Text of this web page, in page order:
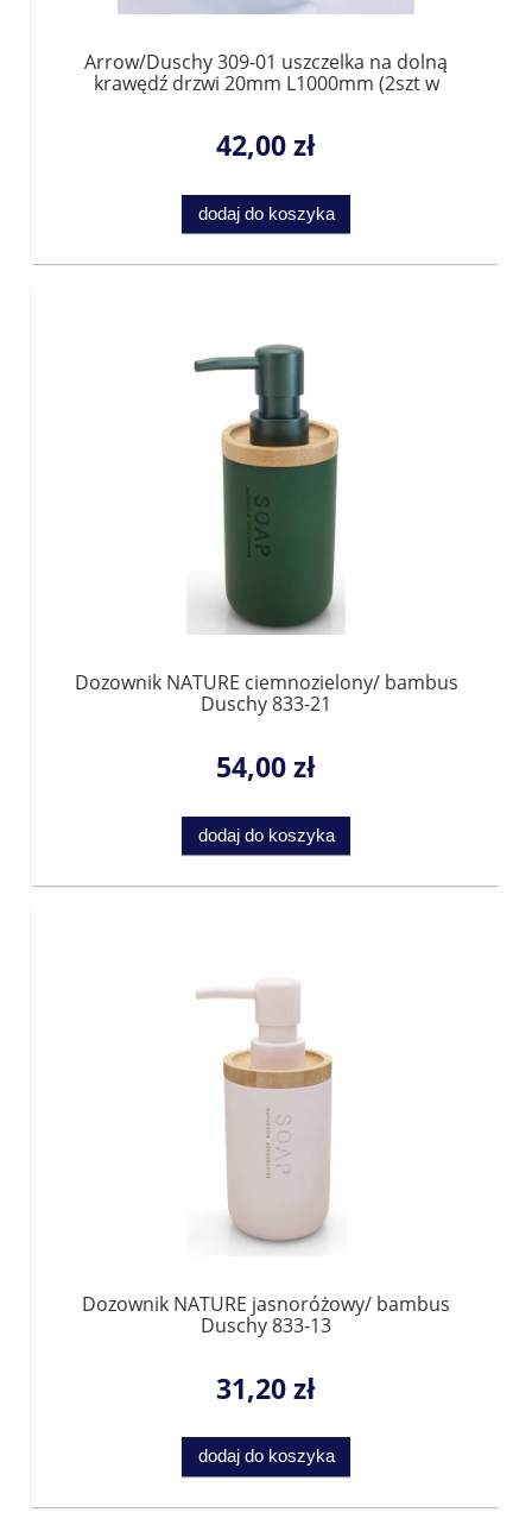
Arrow/Duschy 309-01 uszczelka na dolną
krawędź drzwi 20mm L1000mm (2szt w
42,00 zł
dodaj do koszyka
Dozownik NATURE ciemnozielony/ bambus
Duschy 833-21
54,00 zł
dodaj do koszyka
Dozownik NATURE jasnoróżowy/ bambus
Duschy 833-13
31,20 zł
dodaj do koszyka